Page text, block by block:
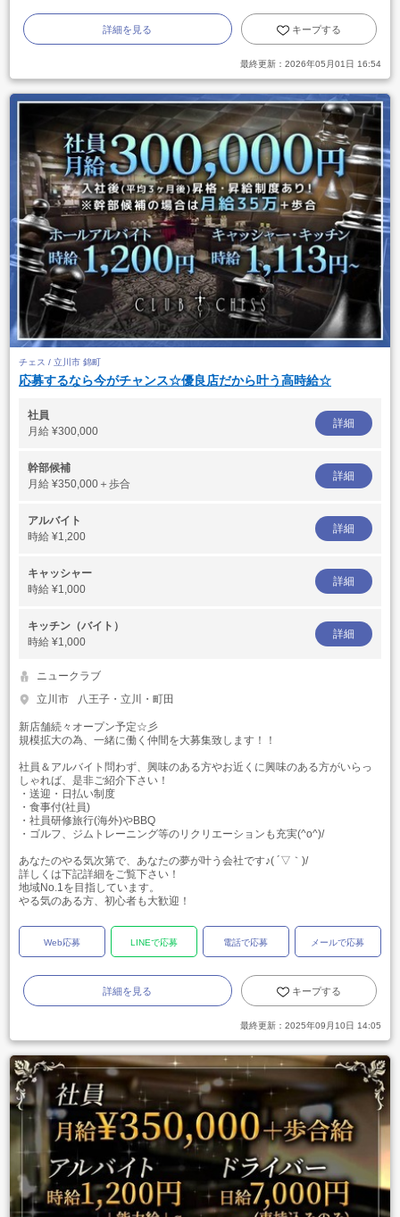
詳細を見る キープする
最終更新： 2026年05月01日 16:54
チェス / 立川市 錦町
応募するなら今がチャンス☆優良店だから叶う高時給☆
社員
月給 ¥300,000
詳細
幹部候補
月給 ¥350,000＋歩合
詳細
アルバイト
時給 ¥1,200
詳細
キャッシャー
時給 ¥1,000
詳細
キッチン（バイト）
時給 ¥1,000
詳細
ニュークラブ
立川市
八王子・立川・町田
新店舗続々オープン予定☆彡
規模拡大の為、一緒に働く仲間を大募集致します！！
社員＆アルバイト問わず、興味のある方やお近くに興味のある方がいらっ
しゃれば、是非ご紹介下さい！
・送迎・日払い制度
・食事付(社員)
・社員研修旅行(海外)やBBQ
・ゴルフ、ジムトレーニング等のリクリエーションも充実(^o^)/
あなたのやる気次第で、あなたの夢が叶う会社です♪( ´▽｀)/
詳しくは下記詳細をご覧下さい！
地域No.1を目指しています。
やる気のある方、初心者も大歓迎！
Web応募 LINEで応募 電話で応募 メールで応募
詳細を見る キープする
最終更新： 2025年09月10日 14:05